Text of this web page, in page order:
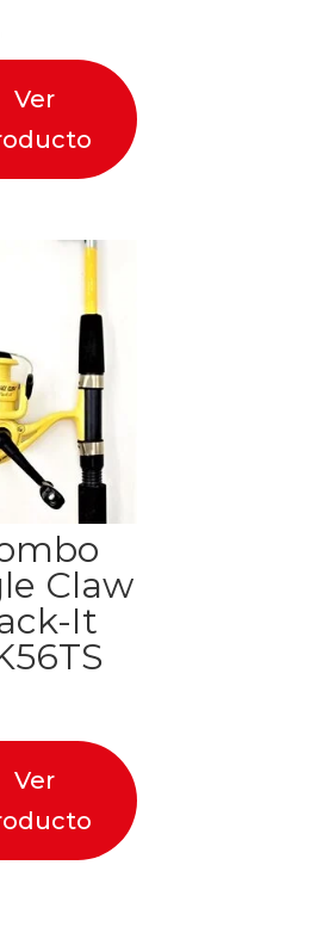
Ver
Claw
It
Ver